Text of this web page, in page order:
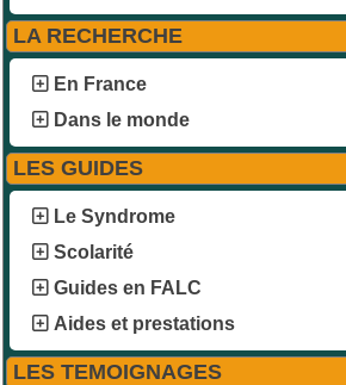
LA RECHERCHE
En France
Dans le monde
LES GUIDES
Le Syndrome
Scolarité
Guides en FALC
Aides et prestations
LES TEMOIGNAGES